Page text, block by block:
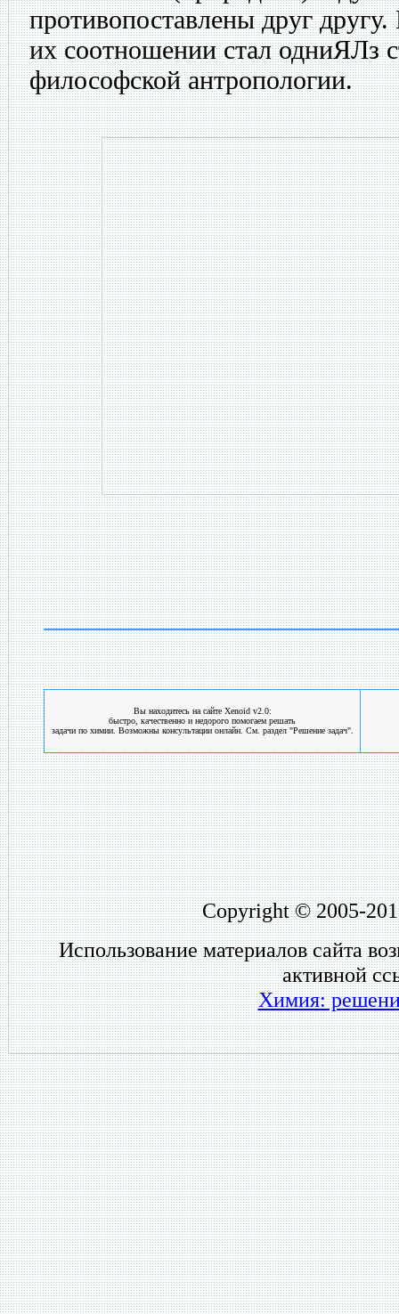
противопоставлены друг
их соотношении стал одниЯЛз
философской антропологии.
Вы находитесь на сайте Xenoid v2.0:
быстро, качественно и недорого помогаем решать
задачи по химии. Возможны консультации онлайн. См. раздел "Решение задач".
Copyright © 2005-
Использование материалов сайта
активной
Химия: